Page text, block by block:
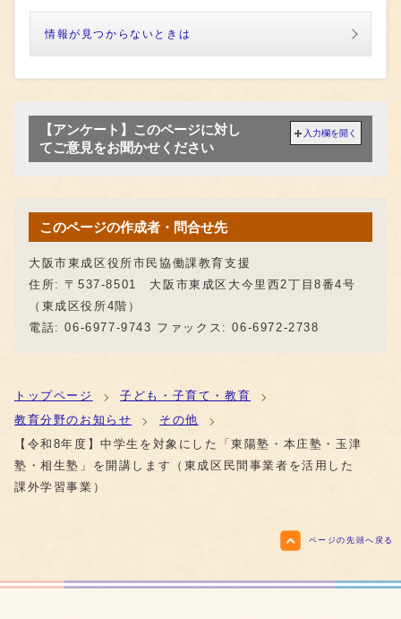
情報が見つからないときは
【アンケート】このページに対し
てご意見をお聞かせください
入力欄を開く
このページの作成者・問合せ先
大阪市東成区役所市民協働課教育支援
住所: 〒537-8501 大阪市東成区大今里西2丁目8番4号
（東成区役所4階）
電話: 06-6977-9743 ファックス: 06-6972-2738
トップページ
子ども・子育て・教育
教育分野のお知らせ
その他
【令和8年度】中学生を対象にした「東陽塾・本庄塾・玉津
塾・相生塾」を開講します（東成区民間事業者を活用した
課外学習事業）
ページの先頭へ戻る